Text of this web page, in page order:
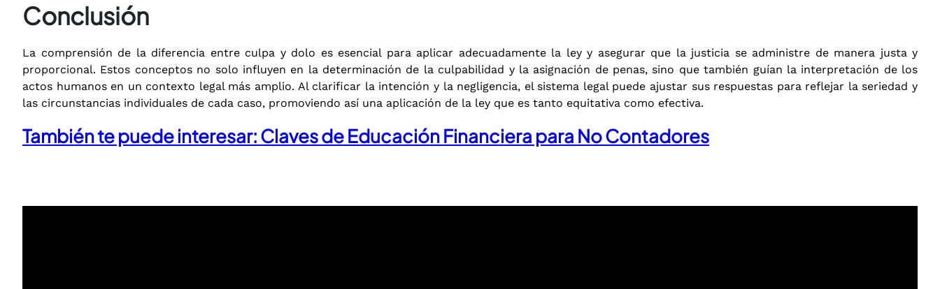
Conclusión
La comprensión de la diferencia entre culpa y dolo es esencial para aplicar adecuadamente la ley y asegurar que la justicia se administre de manera justa y
proporcional. Estos conceptos no solo influyen en la determinación de la culpabilidad y la asignación de penas, sino que también guían la interpretación de los
actos humanos en un contexto legal más amplio. Al clarificar la intención y la negligencia, el sistema legal puede ajustar sus respuestas para reflejar la seriedad y
las circunstancias individuales de cada caso, promoviendo así una aplicación de la ley que es tanto equitativa como efectiva.
También te puede interesar: Claves de Educación Financiera para No Contadores